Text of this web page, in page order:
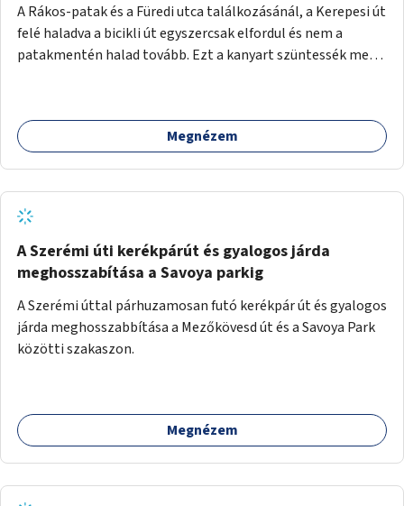
A Rákos-patak és a Füredi utca találkozásánál, a Kerepesi út
felé haladva a bicikli út egyszercsak elfordul és nem a
patakmentén halad tovább. Ezt a kanyart szüntessék meg
Megnézem
A Szerémi úti kerékpárút és gyalogos járda
meghosszabítása a Savoya parkig
A Szerémi úttal párhuzamosan futó kerékpár út és gyalogos
járda meghosszabbítása a Mezőkövesd út és a Savoya Park
közötti szakaszon.
Megnézem